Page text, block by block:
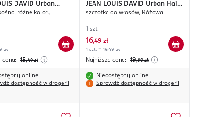
DAVID Urban
różne kolory
zł
cena: 15,49 zł
online
dostępność w drogerii
JEAN LOUIS DAVID Urban Hair
The All Brush
szczotka do włosów, Różowa
1 szt.
16,49 zł
1 szt. = 16,49 zł
Najniższa cena: 19,99 zł
Niedostępny online
Sprawdź dostępność w drogerii